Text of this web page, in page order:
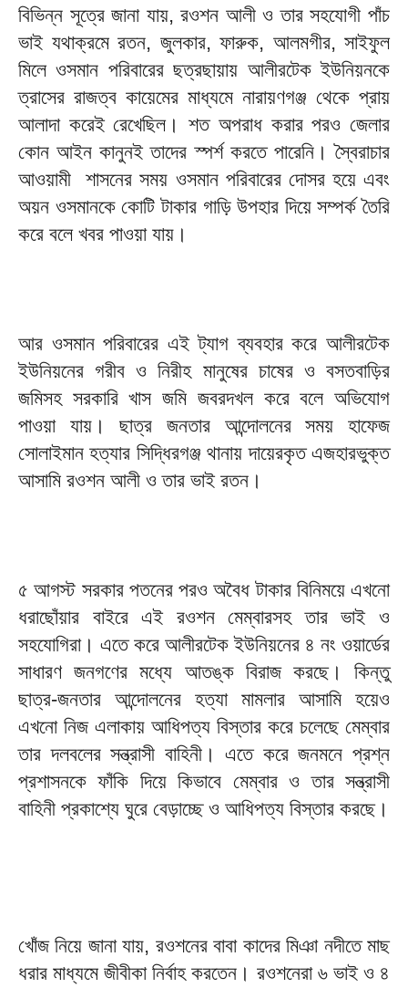
বিভিন্ন সূত্রে জানা যায়, রওশন আলী ও তার সহযোগী পাঁচ
ভাই যথাক্রমে রতন, জুলকার, ফারুক, আলমগীর, সাইফুল
মিলে ওসমান পরিবারের ছত্রছায়ায় আলীরটেক ইউনিয়নকে
ত্রাসের রাজত্ব কায়েমের মাধ্যমে নারায়ণগঞ্জ থেকে প্রায়
আলাদা করেই রেখেছিল। শত অপরাধ করার পরও জেলার
কোন আইন কানুনই তাদের স্পর্শ করতে পারেনি। স্বৈরাচার
আওয়ামী শাসনের সময় ওসমান পরিবারের দোসর হয়ে এবং
অয়ন ওসমানকে কোটি টাকার গাড়ি উপহার দিয়ে সম্পর্ক তৈরি
করে বলে খবর পাওয়া যায়।
আর ওসমান পরিবারের এই ট্যাগ ব্যবহার করে আলীরটেক
ইউনিয়নের গরীব ও নিরীহ মানুষের চাষের ও বসতবাড়ির
জমিসহ সরকারি খাস জমি জবরদখল করে বলে অভিযোগ
পাওয়া যায়। ছাত্র জনতার আন্দোলনের সময় হাফেজ
সোলাইমান হত্যার সিদ্ধিরগঞ্জ থানায় দায়েরকৃত এজহারভুক্ত
আসামি রওশন আলী ও তার ভাই রতন।
৫ আগস্ট সরকার পতনের পরও অবৈধ টাকার বিনিময়ে এখনো
ধরাছোঁয়ার বাইরে এই রওশন মেম্বারসহ তার ভাই ও
সহযোগিরা। এতে করে আলীরটেক ইউনিয়নের ৪ নং ওয়ার্ডের
সাধারণ জনগণের মধ্যে আতঙ্ক বিরাজ করছে। কিন্তু
ছাত্র-জনতার আন্দোলনের হত্যা মামলার আসামি হয়েও
এখনো নিজ এলাকায় আধিপত্য বিস্তার করে চলেছে মেম্বার
তার দলবলের সন্ত্রাসী বাহিনী। এতে করে জনমনে প্রশ্ন
প্রশাসনকে ফাঁকি দিয়ে কিভাবে মেম্বার ও তার সন্ত্রাসী
বাহিনী প্রকাশ্যে ঘুরে বেড়াচ্ছে ও আধিপত্য বিস্তার করছে।
খোঁজ নিয়ে জানা যায়, রওশনের বাবা কাদের মিঞা নদীতে মাছ
ধরার মাধ্যমে জীবীকা নির্বাহ করতেন। রওশনেরা ৬ ভাই ও ৪